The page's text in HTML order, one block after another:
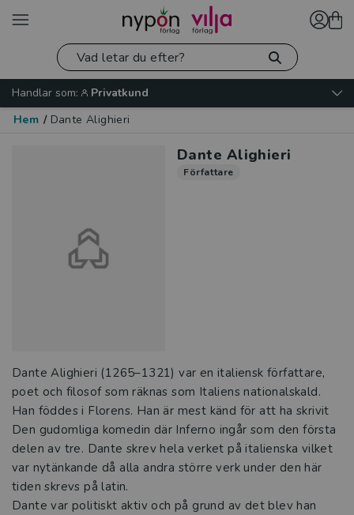
Handlar som:
Privatkund
Hem / Dante Alighieri
Dante Alighieri
Författare
Dante Alighieri (1265–1321) var en italiensk författare,
poet och filosof som räknas som Italiens nationalskald.
Han föddes i Florens. Han är mest känd för att ha skrivit
Den gudomliga komedin där Inferno ingår som den första
delen av tre. Dante skrev hela verket på italienska vilket
var nytänkande då alla andra större verk under den här
tiden skrevs på latin.
Dante var politiskt aktiv och på grund av det blev han